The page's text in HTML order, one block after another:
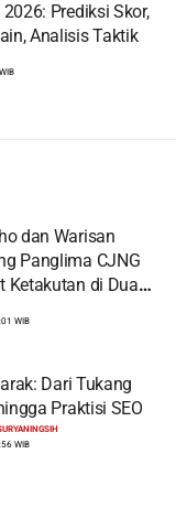
Prediksi Skor,
Analisis Taktik
dan Warisan
Panglima CJNG
Ketakutan di Dua
WIB
Dari Tukang
Praktisi SEO
WIB